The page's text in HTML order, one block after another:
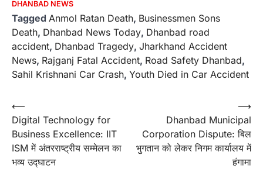
DHANBAD NEWS
Tagged Anmol Ratan Death, Businessmen Sons
Death, Dhanbad News Today, Dhanbad road
accident, Dhanbad Tragedy, Jharkhand Accident
News, Rajganj Fatal Accident, Road Safety Dhanbad,
Sahil Krishnani Car Crash, Youth Died in Car Accident
Post
navigation
⟵
Digital Technology for
Business Excellence: IIT
ISM में अंतरराष्ट्रीय सम्मेलन का
भव्य उद्घाटन
Dhanbad Municipal
Corporation Dispute: बिल
भुगतान को लेकर निगम कार्यालय में
हंगामा
⟶